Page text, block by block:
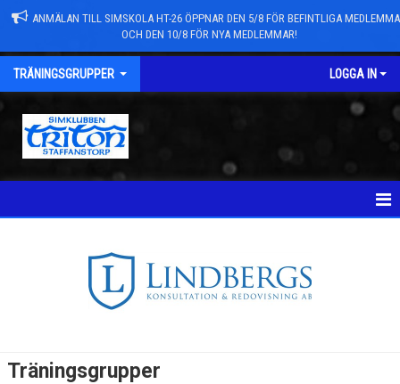
ANMÄLAN TILL SIMSKOLA HT-26 ÖPPNAR DEN 5/8 FÖR BEFINTLIGA
OCH DEN 10/8 FÖR NYA MEDLEMMAR!
TRÄNINGSGRUPPER LOGGA IN
Träningsgrupper